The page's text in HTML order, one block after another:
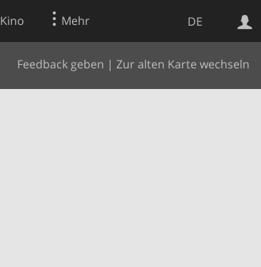
DE
Kino Mehr
Feedback geben | Zur alten Karte wechseln
Websuche